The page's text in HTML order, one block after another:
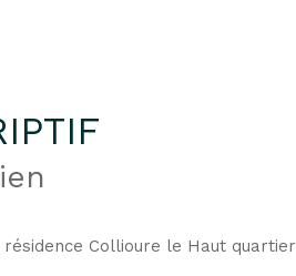
Collioure le Haut